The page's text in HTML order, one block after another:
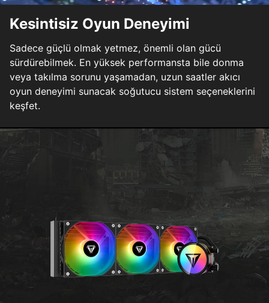
Kesintisiz Oyun Deneyimi
Sadece güçlü olmak yetmez, önemli olan gücü
sürdürebilmek. En yüksek performansta bile donma
veya takılma sorunu yaşamadan, uzun saatler akıcı
oyun deneyimi sunacak soğutucu sistem seçeneklerini
keşfet.